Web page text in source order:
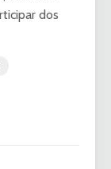
dos